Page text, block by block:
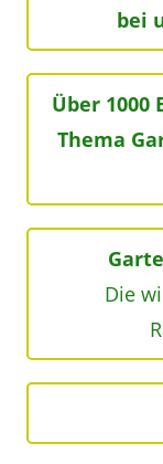
bei
Über
Thema
Die